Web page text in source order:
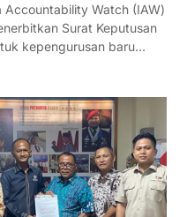
Accountability Watch (IAW)
Surat Keputusan
kepengurusan baru…